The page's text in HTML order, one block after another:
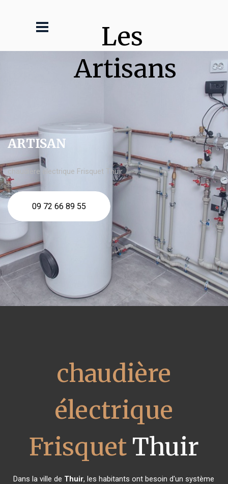
Les
Artisans
ARTISAN
chaudière électrique Frisquet Thuir
09 72 66 89 55
chaudière
électrique
FrisquetThuir
Dans la ville de Thuir, les habitants ont besoin d'un système